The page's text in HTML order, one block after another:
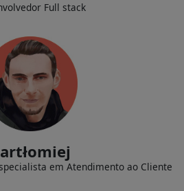
Full stack
em Atendimento ao Cliente
com clientes, realização
e fornecimento de serviços de suporte
administrativo.